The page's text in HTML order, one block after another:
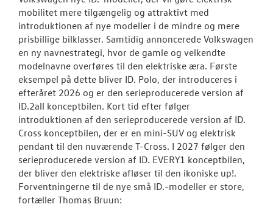
mobilitet mere tilgængelig og attraktivt med
introduktionen af nye modeller i de mindre og mere
prisbillige bilklasser. Samtidig annoncerede Volkswagen
en ny navnestrategi, hvor de gamle og velkendte
modelnavne overføres til den elektriske æra. Første
eksempel på dette bliver ID. Polo, der introduceres i
efteråret 2026 og er den serieproducerede version af
ID.2all konceptbilen. Kort tid efter følger
introduktionen af den serieproducerede version af ID.
Cross konceptbilen, der er en mini-SUV og elektrisk
pendant til den nuværende T-Cross. I 2027 følger den
serieproducerede version af ID. EVERY1 konceptbilen,
der bliver den elektriske afløser til den ikoniske up!.
Forventningerne til de nye små ID.-modeller er store,
fortæller Thomas Bruun: